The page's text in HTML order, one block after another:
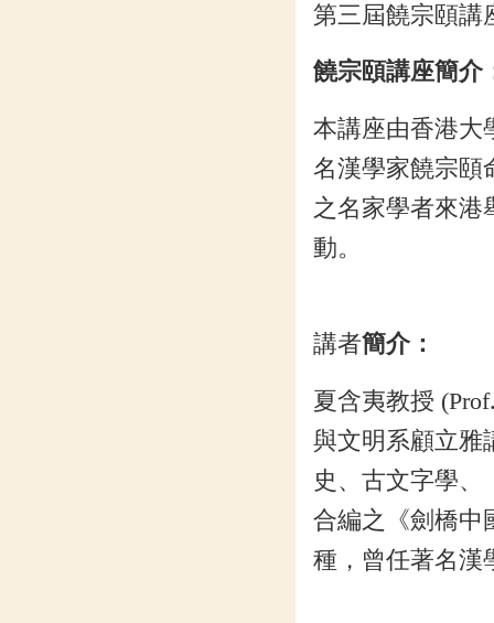
第三屆饒宗頤講
饒宗頤講座簡介
本講座由香港大
名漢學家饒宗頤
之名家學者來港
動。
講者簡介：
夏含夷教授
與文明系顧立雅
史、古文字學、
合編之《劍橋中
種，曾任著名漢